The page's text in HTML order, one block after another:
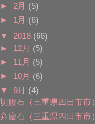
► 2月 (5)
► 1月 (6)
▼ 2018 (66)
► 12月 (5)
► 11月 (5)
► 10月 (6)
▼ 9月 (4)
切腹石（三重県四日市市）
弁慶石（三重県四日市市）